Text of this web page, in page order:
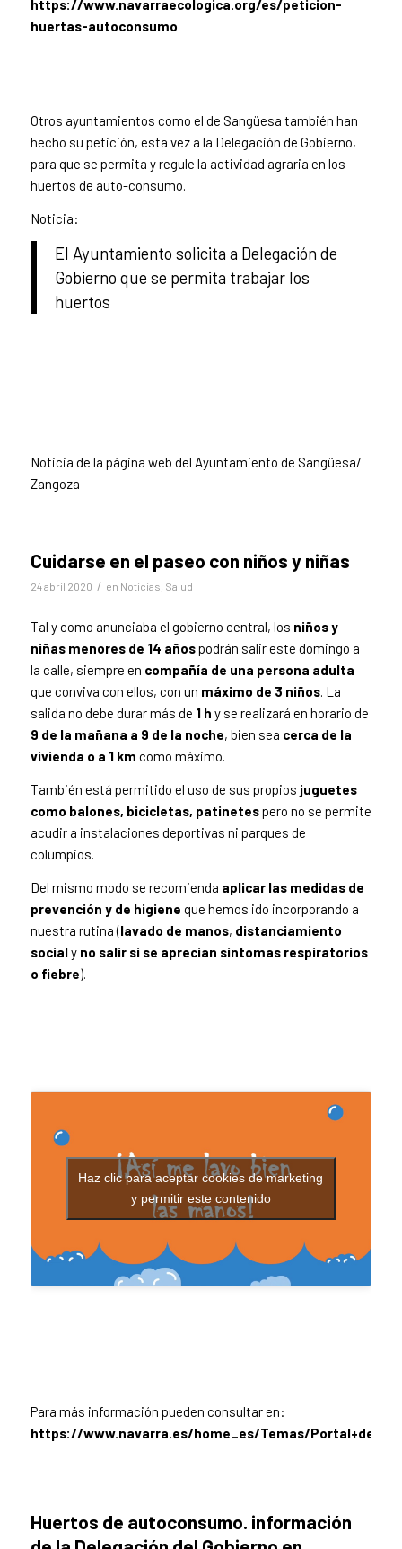
https://www.navarraecologica.org/es/peticion-
huertas-autoconsumo
Otros ayuntamientos como el de Sangüesa también han
hecho su petición, esta vez a la Delegación de Gobierno,
para que se permita y regule la actividad agraria en los
huertos de auto-consumo.
Noticia:
El Ayuntamiento solicita a Delegación de
Gobierno que se permita trabajar los
huertos
Noticia de la página web del Ayuntamiento de Sangüesa/
Zangoza
Cuidarse en el paseo con niños y niñas
24 abril 2020 / en Noticias, Salud
Tal y como anunciaba el gobierno central, los niños y
niñas menores de 14 añospodrán salir este domingo a
la calle, siempre en compañía de una persona adulta
que conviva con ellos, con un máximo de 3 niños. La
salida no debe durar más de 1 h y se realizará en horario de
9 de la mañana a 9 de la noche, bien sea cerca de la
vivienda o a 1 km como máximo.
También está permitido el uso de sus propios juguetes
como balones, bicicletas, patinetespero no se permite
acudir a instalaciones deportivas ni parques de
columpios.
Del mismo modo se recomienda aplicar las medidas de
prevención y de higiene que hemos ido incorporando a
nuestra rutina (lavado de manos, distanciamiento
socialy no salir si se aprecian síntomas respiratorios
o fiebre).
Haz clic para aceptar cookies de marketing
y permitir este contenido
Para más información pueden consultar en:
https://www.navarra.es/home_es/Temas/
Huertos de autoconsumo. información